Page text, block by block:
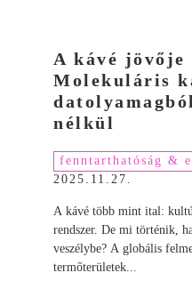
A kávé jövője
Molekuláris
nélkül
fenntarthatóság &
2025.11.27.
A kávé több mint ital:
rendszer. De mi történik,
veszélybe? A globális
termőterületek...